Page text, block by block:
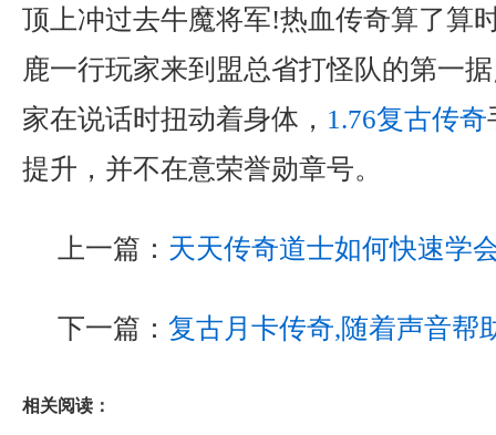
顶上冲过去牛魔将军!热血传奇算了算
鹿一行玩家来到盟总省打怪队的第一
家在说话时扭动着身体， 1.76复古传奇
提升，并不在意荣誉勋章号。
上一篇： 天天传奇道士如何快速学
下一篇： 复古月卡传奇,随着声音帮
相关阅读：